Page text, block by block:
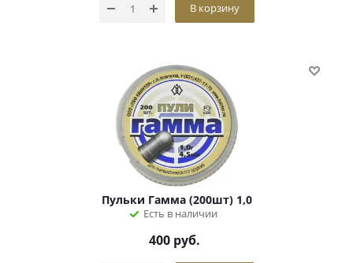
В корзину
Пульки Гамма (200шт) 1,0
Есть в наличии
400руб.